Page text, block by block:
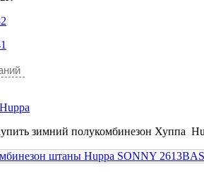
Huppa
зимний полукомбинезон Хуппа